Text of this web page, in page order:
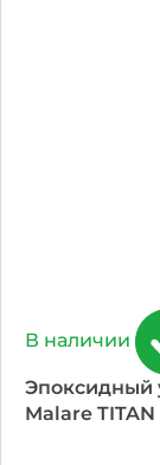
В наличии
Эпоксидный
Malare TITAN